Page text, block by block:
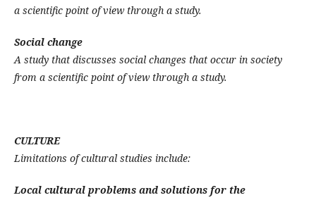
a scientific point of view through a study.
Social change
A study that discusses social changes that occur in society
from a scientific point of view through a study.
CULTURE
Limitations of cultural studies include:
Local cultural problems and solutions for the